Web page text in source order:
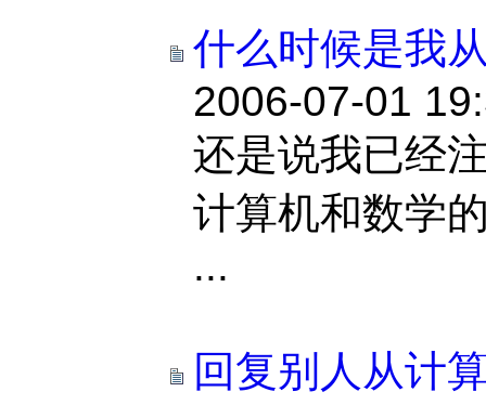
什么时候是我
2006-07-01
还是说我已经
计算机和数学
...
回复别人从计